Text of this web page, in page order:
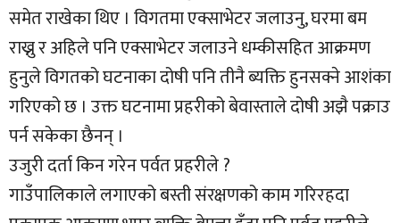
समेत राखेका थिए । विगतमा एक्साभेटर जलाउनु, घरमा बम
राख्नु र अहिले पनि एक्साभेटर जलाउने धम्कीसहित आक्रमण
हुनुले विगतको घटनाका दोषी पनि तीनै ब्यक्ति हुनसक्ने आशंका
गरिएको छ । उक्त घटनामा प्रहरीको बेवास्ताले दोषी अझै पक्राउ
पर्न सकेका छैनन् ।
उजुरी दर्ता किन गरेन पर्वत प्रहरीले ?
गाउँपालिकाले लगाएको बस्ती संरक्षणको काम गरिरहदा